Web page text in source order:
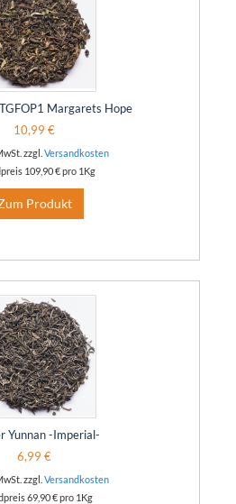
Margarets Hope
10,99 €
zzgl. Versandkosten
109,90 €pro 1Kg
Produkt
Yunnan -Imperial-
6,99 €
zzgl. Versandkosten
69,90 €pro 1Kg